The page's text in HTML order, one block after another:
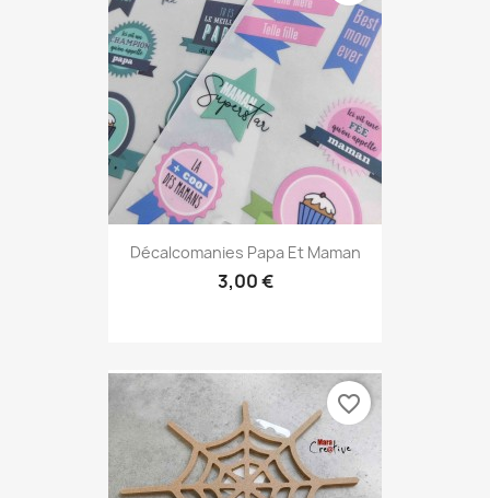
Décalcomanies Papa Et Maman
3,00 €
favorite_border